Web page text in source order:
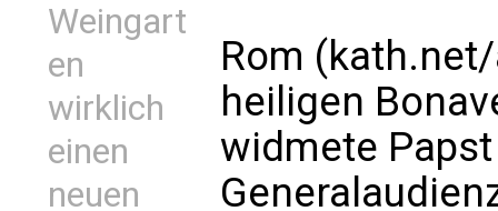
Weingart
en
wirklich
einen
neuen
Rom
heiligen
widmete